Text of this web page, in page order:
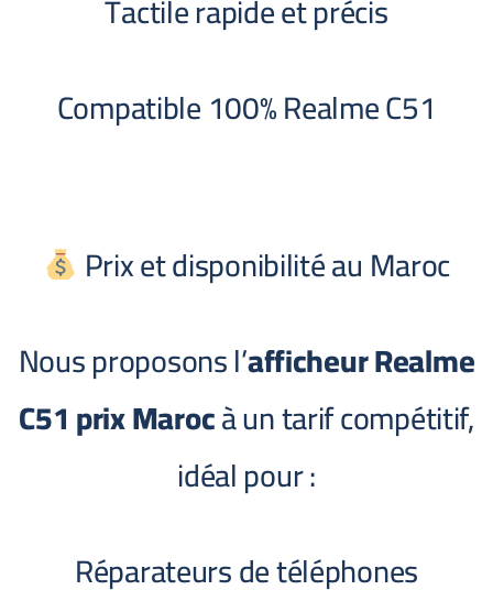
Tactile rapide et précis
Compatible 100% Realme C51
Prix et disponibilité au Maroc
Nous proposons l’afficheur Realme
C51 prix Marocà un tarif compétitif,
idéal pour :
Réparateurs de téléphones